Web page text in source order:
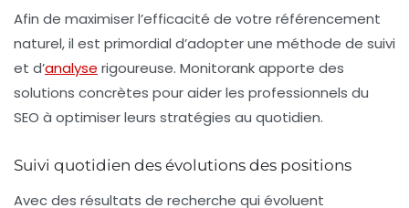
Afin de maximiser l’efficacité de votre référencement
naturel, il est primordial d’adopter une méthode de suivi
et d’analyse rigoureuse. Monitorank apporte des
solutions concrètes pour aider les professionnels du
SEO à optimiser leurs stratégies au quotidien.
Suivi quotidien des évolutions des positions
Avec des résultats de recherche qui évoluent